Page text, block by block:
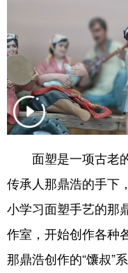
融媒体
地方频道
北京 天津
辽宁 吉林
浙江 安徽
山东 河南
四川 贵州
面塑是一项古老的
传承人那鼎浩的手下
小学习面塑手艺的那
作室，开始创作各种
那鼎浩创作的“馕叔”